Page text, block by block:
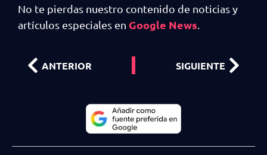
No te pierdas nuestro contenido de noticias y
artículos especiales en Google News.
ANTERIOR SIGUIENTE